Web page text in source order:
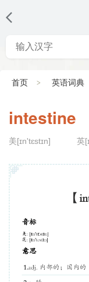
首页 英语词典
intestine
美[ɪn'tɛstɪn] 英